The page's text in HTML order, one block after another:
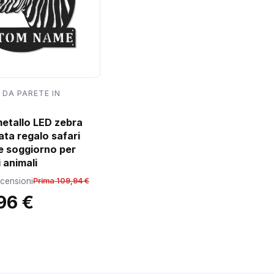
PARETE IN
LED zebra
regalo safari
soggiorno per
animali
Prima 109,94 €
€